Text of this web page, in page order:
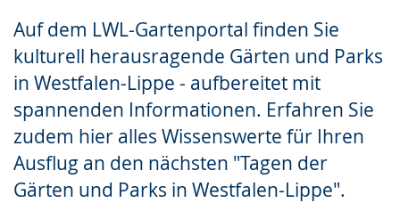
Auf dem LWL-Gartenportal finden Sie
kulturell herausragende Gärten und Parks
in Westfalen-Lippe - aufbereitet mit
spannenden Informationen. Erfahren Sie
zudem hier alles Wissenswerte für Ihren
Ausflug an den nächsten "Tagen der
Gärten und Parks in Westfalen-Lippe".
Gebärdensprache
wird
angezeigt.